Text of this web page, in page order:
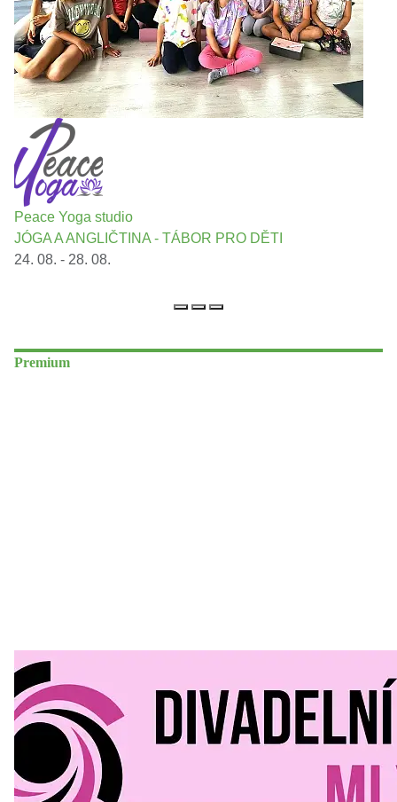
Peace Yoga studio
JÓGA A ANGLIČTINA - TÁBOR PRO DĚTI
24. 08. - 28. 08.
Premium
Divadelní Mlýn 30. 07. 2026
Kultura a volný čas
Divadelní mlýn. 15. až 18. října KD
MLEJN. Vstupenky již v prodeji.
Přijďte na přátelský festival divadla a inspirace 15. až 18.